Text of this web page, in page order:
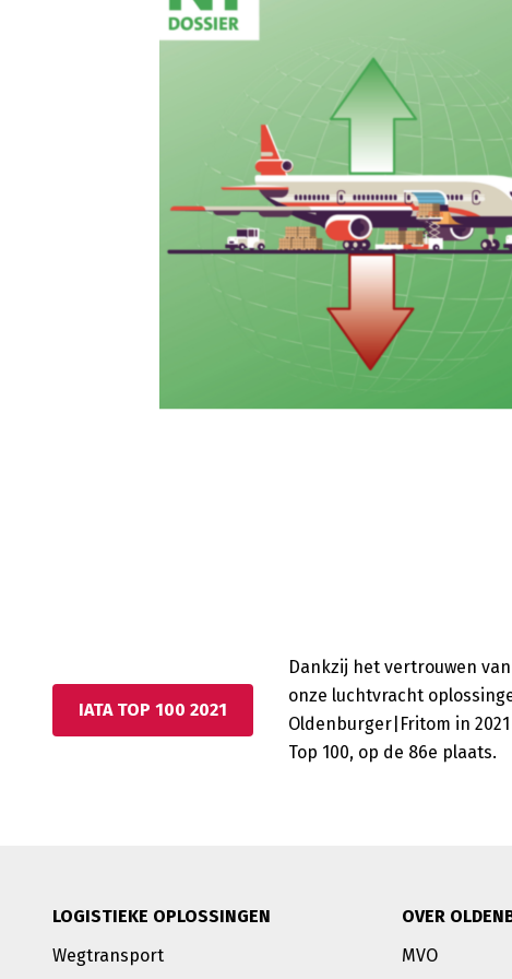
IATA TOP 100 2021
Dankzij het vertrouwen
onze luchtvracht
Oldenburger|Fritom in
Top 100, op de 86e plaats.
LOGISTIEKE OPLOSSINGEN
Wegtransport
OVER
MVO